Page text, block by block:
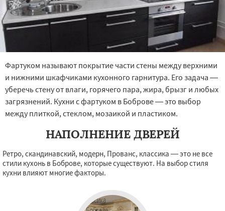
Фартуком называют покрытие части стены между верхними
и нижними шкафчиками кухонного гарнитура. Его задача —
уберечь стену от влаги, горячего пара, жира, брызг и любых
загрязнений. Кухни с фартуком в Боброве — это выбор
между плиткой, стеклом, мозаикой и пластиком.
НАПОЛНЕНИЕ ДВЕРЕЙ
Ретро, скандинавский, модерн, Прованс, классика — это не все
стили кухонь в Боброве, которые существуют. На выбор стиля
кухни влияют многие факторы.